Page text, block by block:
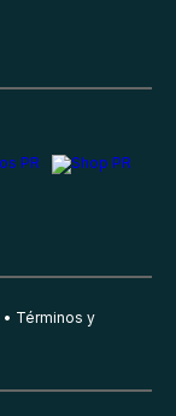
Términos y